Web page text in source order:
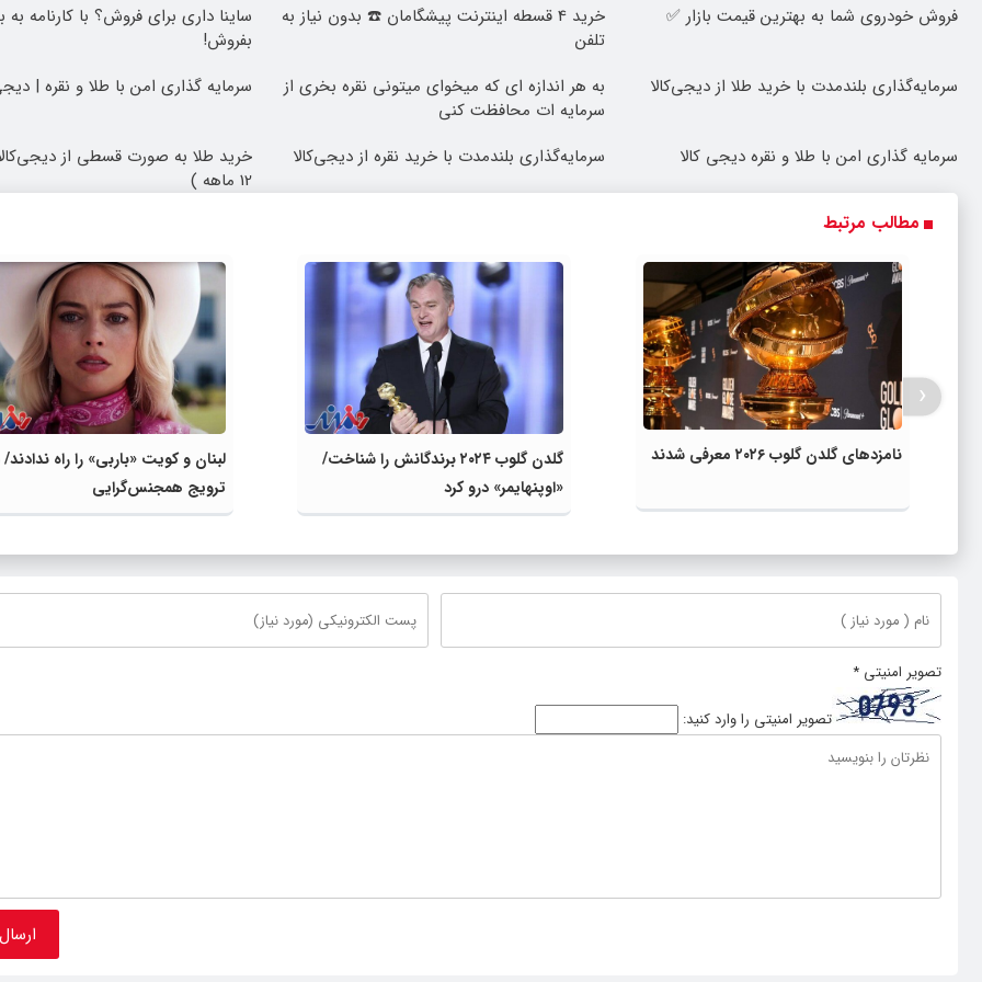
فروش خودروی شما به بهترین قیمت بازار ✅
خرید 4 قسطه اینترنت پیشگامان ☎️ بدون نیاز به
تلفن
ساینا داری برای فروش؟ با کارنامه
بفروش!
سرمایه‌گذاری بلندمدت با خرید طلا از دیجی‌کالا
به هر اندازه ای که میخوای میتونی نقره بخری از
سرمایه ات محافظت کنی
سرمایه گذاری امن با طلا و نقره |
سرمایه گذاری امن با طلا و نقره دیجی کالا سرمایه‌گذاری بلندمدت با خرید نقره از دیجی‌کالا
خرید طلا به صورت قسطی از
12 ماهه )
مطالب مرتبط
نامزدهای گلدن گلوب ۲۰۲۶ معرفی شدند
گلدن گلوب ۲۰۲۴ برندگانش را شناخت/
«اوپنهایمر» درو کرد
لبنان و کویت «باربی» را راه ندادند/
ترویج همجنس‌گرایی
‹
تصویر امنیتی *
تصویر امنیتی را وارد کنید: